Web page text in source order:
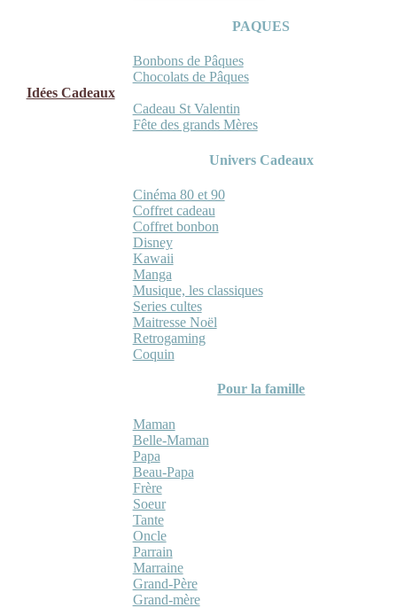
PAQUES
Bonbons de Pâques
Chocolats de Pâques
Idées Cadeaux
Cadeau St Valentin
Fête des grands Mères
Univers Cadeaux
Cinéma 80 et 90
Coffret cadeau
Coffret bonbon
Disney
Kawaii
Manga
Musique, les classiques
Series cultes
Maitresse Noël
Retrogaming
Coquin
Pour la famille
Maman
Belle-Maman
Papa
Beau-Papa
Frère
Soeur
Tante
Oncle
Parrain
Marraine
Grand-Père
Grand-mère